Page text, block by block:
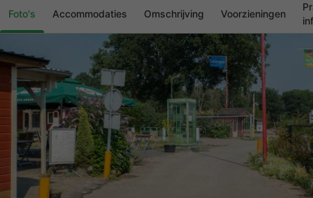
Foto's Accommodaties Omschrijving Voorzieningen